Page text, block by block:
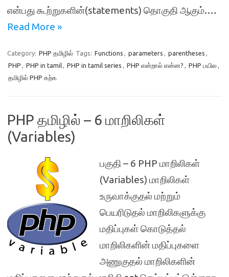
என்பது கூற்றுகளின்(statements) தொகுதி ஆகும்.…
Read More »
Category: PHP தமிழில் Tags: Functions , parameters , parentheses ,
PHP , PHP in tamil, PHP in tamil series , PHP என்றால் என்ன? , PHP பயில ,
தமிழில் PHP கற்க
PHP தமிழில் – 6 மாறிலிகள்
(Variables)
பகுதி – 6 PHP மாறிலிகள்
(Variables) மாறிலிகள்
உருவாக்குதல் மற்றும்
பெயரிடுதல் மாறிலிகளுக்கு
மதிப்புகள் கொடுத்தல்
மாறிலிகளின் மதிப்புகளை
அணுகுதல் மாறிலிகளின்